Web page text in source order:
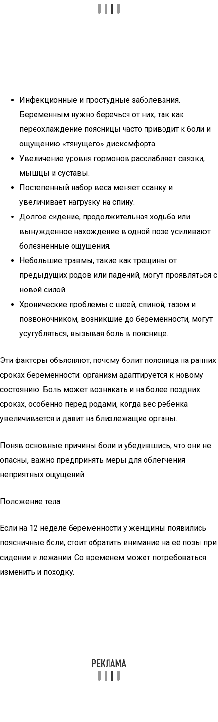
Инфекционные и простудные заболевания.
Беременным нужно беречься от них, так как
переохлаждение поясницы часто приводит к боли и
ощущению «тянущего» дискомфорта.
Увеличение уровня гормонов расслабляет связки,
мышцы и суставы.
Постепенный набор веса меняет осанку и
увеличивает нагрузку на спину.
Долгое сидение, продолжительная ходьба или
вынужденное нахождение в одной позе усиливают
болезненные ощущения.
Небольшие травмы, такие как трещины от
предыдущих родов или падений, могут проявляться с
новой силой.
Хронические проблемы с шеей, спиной, тазом и
позвоночником, возникшие до беременности, могут
усугубляться, вызывая боль в пояснице.
Эти факторы объясняют, почему болит поясница на ранних
сроках беременности: организм адаптируется к новому
состоянию. Боль может возникать и на более поздних
сроках, особенно перед родами, когда вес ребенка
увеличивается и давит на близлежащие органы.
Поняв основные причины боли и убедившись, что они не
опасны, важно предпринять меры для облегчения
неприятных ощущений.
Положение тела
Если на 12 неделе беременности у женщины появились
поясничные боли, стоит обратить внимание на её позы при
сидении и лежании. Со временем может потребоваться
изменить и походку.